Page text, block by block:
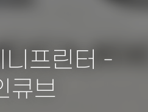
니프린터 -
큐브